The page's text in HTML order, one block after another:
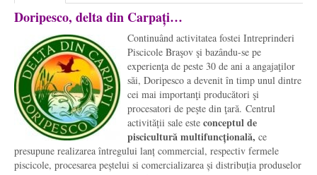
Doripesco, delta din Carpați…
Continuând activitatea fostei Intreprinderi
Piscicole Braşov şi bazându-se pe
experienţa de peste 30 de ani a angajaţilor
săi, Doripesco a devenit în timp unul dintre
cei mai importanţi producători şi
procesatori de peşte din ţară. Centrul
activității sale este conceptul de
piscicultură multifuncțională, ce
presupune realizarea întregului lanț commercial, respectiv fermele
piscicole, procesarea peștelui si comercializarea și distribuția produselor